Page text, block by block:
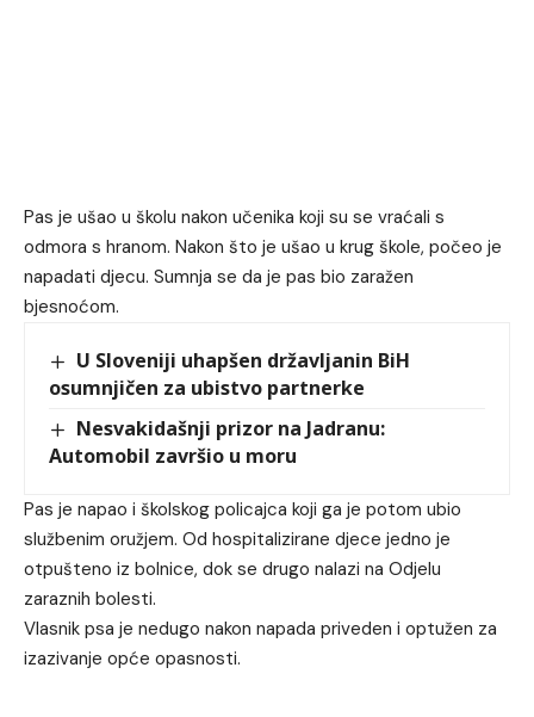
Pas je ušao u školu nakon učenika koji su se vraćali s
odmora s hranom. Nakon što je ušao u krug škole, počeo je
napadati djecu. Sumnja se da je pas bio zaražen
bjesnoćom.
U Sloveniji uhapšen državljanin BiH
osumnjičen za ubistvo partnerke
Nesvakidašnji prizor na Jadranu:
Automobil završio u moru
Pas je napao i školskog policajca koji ga je potom ubio
službenim oružjem. Od hospitalizirane djece jedno je
otpušteno iz bolnice, dok se drugo nalazi na Odjelu
zaraznih bolesti.
Vlasnik psa je nedugo nakon napada priveden i optužen za
izazivanje opće opasnosti.